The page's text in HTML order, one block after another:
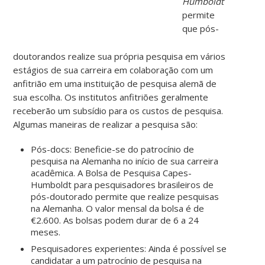
permite
que pós-
doutorandos realize sua própria pesquisa em vários
estágios de sua carreira em colaboração com um
anfitrião em uma instituição de pesquisa alemã de
sua escolha. Os institutos anfitriões geralmente
receberão um subsídio para os custos de pesquisa.
Algumas maneiras de realizar a pesquisa são:
Pós-docs: Beneficie-se do patrocínio de
pesquisa na Alemanha no início de sua carreira
acadêmica. A Bolsa de Pesquisa Capes-
Humboldt para pesquisadores brasileiros de
pós-doutorado permite que realize pesquisas
na Alemanha. O valor mensal da bolsa é de
€2.600. As bolsas podem durar de 6 a 24
meses.
Pesquisadores experientes: Ainda é possível se
candidatar a um patrocínio de pesquisa na